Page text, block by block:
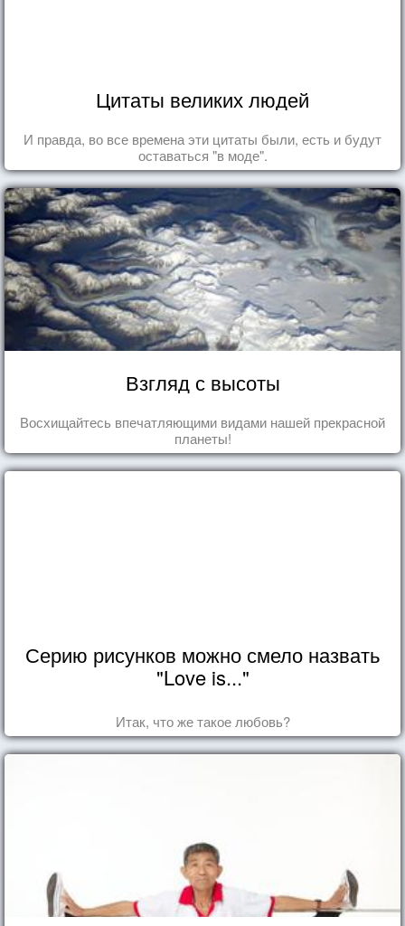
Цитаты великих людей
И правда, во все времена эти цитаты были, есть и будут
оставаться "в моде".
Взгляд с высоты
Восхищайтесь впечатляющими видами нашей прекрасной
планеты!
Серию рисунков можно смело назвать
"Love is..."
Итак, что же такое любовь?